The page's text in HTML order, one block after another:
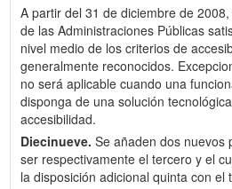
A partir del 31 de diciembre de
de las Administraciones Públicas
nivel medio de los criterios de
generalmente reconocidos.
no será aplicable cuando una
disponga de una solución
accesibilidad.
Diecinueve. Se añaden dos nuevos
ser respectivamente el tercero y el
la disposición adicional quinta con el